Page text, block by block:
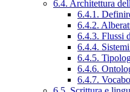
6.4. Architettura
6.4.1.
6.4.2.
6.4.3. Flussi
6.4.4.
6.4.5.
6.4.6.
6.4.7.